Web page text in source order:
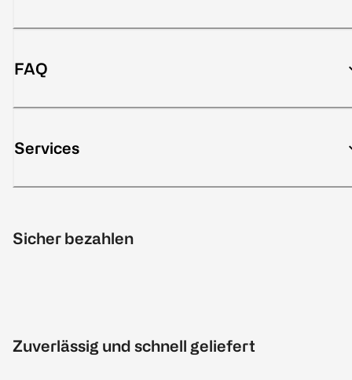
FAQ
Services
Sicher bezahlen
Zuverlässig und schnell geliefert